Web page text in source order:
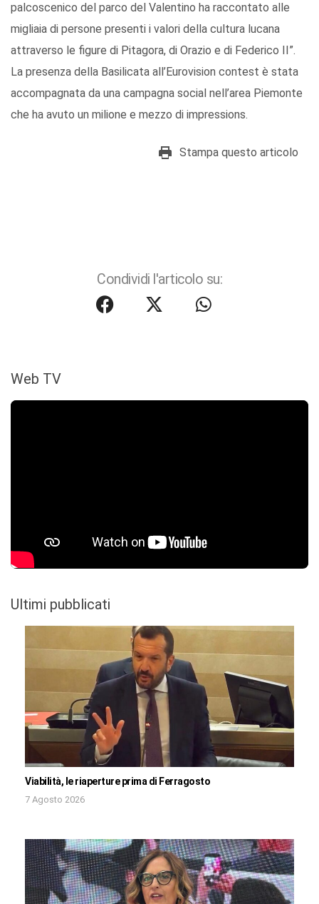
palcoscenico del parco del Valentino ha raccontato alle
migliaia di persone presenti i valori della cultura lucana
attraverso le figure di Pitagora, di Orazio e di Federico II”.
La presenza della Basilicata all’Eurovision contest è stata
accompagnata da una campagna social nell’area Piemonte
che ha avuto un milione e mezzo di impressions.
Stampa questo articolo
Condividi l'articolo su:
Web TV
Ultimi pubblicati
Viabilità, le riaperture prima di Ferragosto
7 Agosto 2026